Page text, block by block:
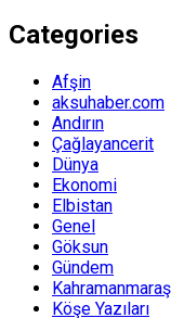
Categories
Afşin
aksuhaber.com
Andırın
Çağlayancerit
Dünya
Ekonomi
Elbistan
Genel
Göksun
Gündem
Kahramanmaraş
Köşe Yazıları